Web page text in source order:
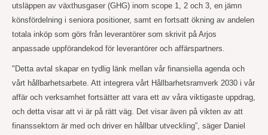
utsläppen av växthusgaser (GHG) inom scope 1, 2 och 3, en jämn
könsfördelning i seniora positioner, samt en fortsatt ökning av andelen
totala inköp som görs från leverantörer som skrivit på Arjos
anpassade uppförandekod för leverantörer och affärspartners.
"Detta avtal skapar en tydlig länk mellan vår finansiella agenda och
vårt hållbarhetsarbete. Att integrera vårt Hållbarhetsramverk 2030 i vår
affär och verksamhet fortsätter att vara ett av våra viktigaste uppdrag,
och detta visar att vi är på rätt väg. Det visar även på vikten av att
finanssektorn är med och driver en hållbar utveckling”, säger Daniel